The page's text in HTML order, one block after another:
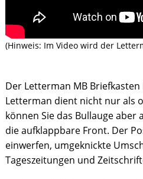
(Hinweis: Im Video wird der
Der Letterman MB
Letterman dient nicht nur als
können Sie das Bullauge
die aufklappbare Front. Der
einwerfen, umgeknickte
Tageszeitungen und